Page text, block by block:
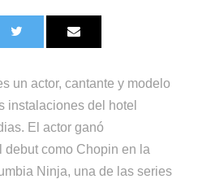
un actor, cantante y modelo
instalaciones del hotel
El actor ganó
debut como Chopin en la
Ninja, una de las series